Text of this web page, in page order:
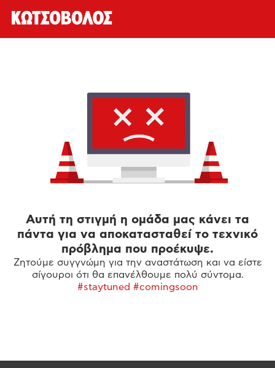
Αυτή τη στιγμή η ομάδα μας κάνει τα
πάντα για να αποκατασταθεί το τεχνικό
πρόβλημα που προέκυψε.
Ζητούμε συγγνώμη για την αναστάτωση και να είστε
σίγουροι ότι θα επανέλθουμε πολύ σύντομα.
#staytuned #comingsoon